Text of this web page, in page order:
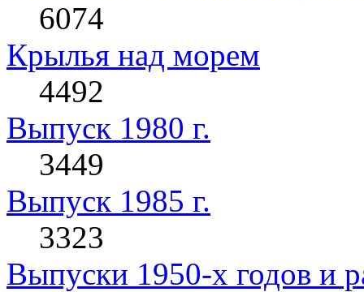
6074
Крылья над морем
4492
Выпуск 1980 г.
3449
Выпуск 1985 г.
3323
Выпуски 1950-х годов и